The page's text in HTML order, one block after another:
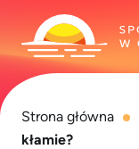
Strona główna
kłamie?